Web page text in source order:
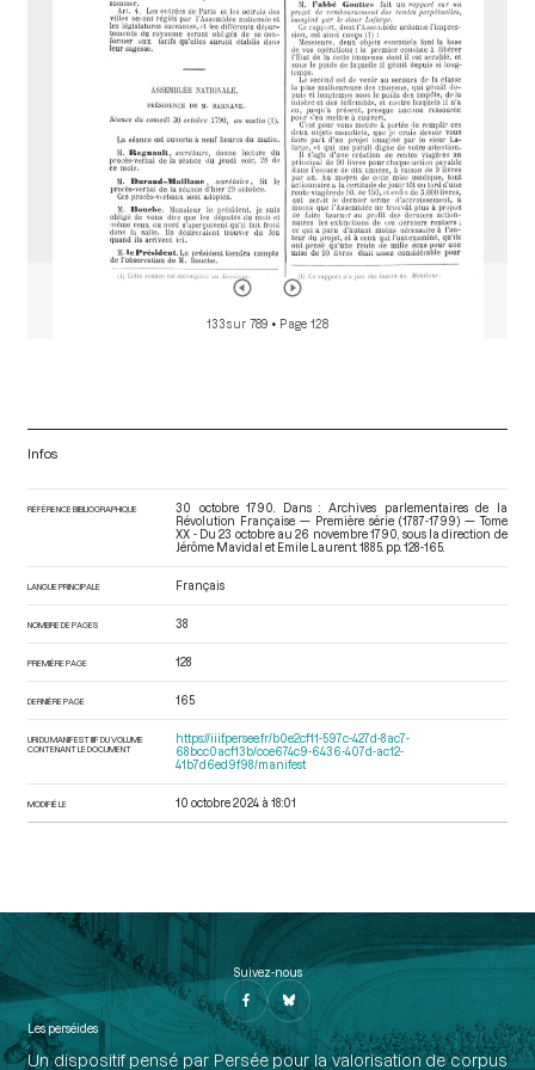
133 sur 789 • Page 128
Infos
RÉFÉRENCE BIBLIOGRAPHIQUE
30 octobre 1790. Dans : Archives parlementaires de la
Révolution Française — Première série (1787-1799) — Tome
XX - Du 23 octobre au 26 novembre 1790 , sous la direction de
Jérôme Mavidal et Emile Laurent. 1885. pp. 128-165.
LANGUE PRINCIPALE Français
NOMBRE DE PAGES 38
PREMIÈRE PAGE 128
DERNIÈRE PAGE 165
URI DU MANIFEST IIIF DU VOLUME
CONTENANT LE DOCUMENT
https://iiif.persee.fr/b0e2cf11-597c-427d-8ac7-
68bcc0acf13b/cce674c9-6436-407d-ac12-
41b7d6ed9f98/manifest
MODIFIÉ LE 10 octobre 2024 à 18:01
Suivez-nous
Les perséides
Un dispositif pensé par Persée pour la valorisation de corpus